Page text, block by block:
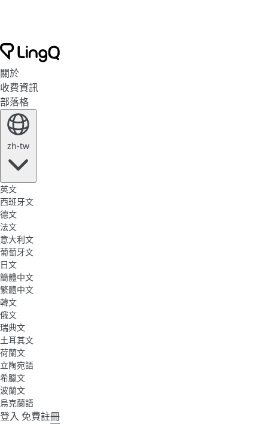
關於
收費資訊
部落格
zh-tw
英文
西班牙文
德文
法文
意大利文
葡萄牙文
日文
簡體中文
繁體中文
韓文
俄文
瑞典文
土耳其文
荷蘭文
立陶宛語
希臘文
波蘭文
烏克蘭語
登入 免費註冊